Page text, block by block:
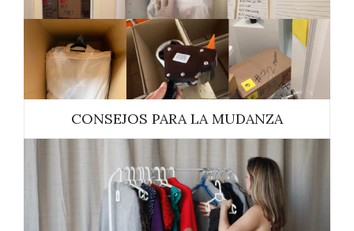
CONSEJOS PARA LA MUDANZA